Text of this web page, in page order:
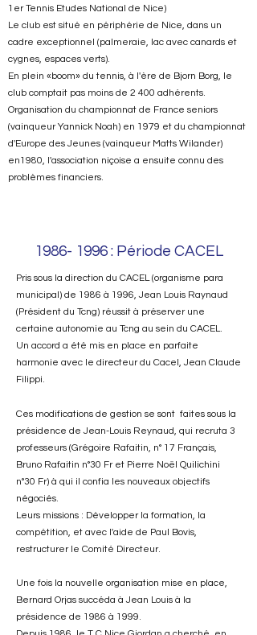
1er Tennis Etudes National de Nice)
Le club est situé en périphérie de Nice, dans un
cadre exceptionnel (palmeraie, lac avec canards et
cygnes, espaces verts).
En plein «boom» du tennis, à l'ère de Bjorn Borg, le
club comptait pas moins de 2 400 adhérents.
Organisation du championnat de France seniors
(vainqueur Yannick Noah) en 1979 et du championnat
d'Europe des Jeunes (vainqueur Matts Wilander)
en1980, l'association niçoise a ensuite connu des
problèmes financiers.
1986- 1996: Période CACEL
Pris sous la direction du CACEL (organisme para
municipal) de 1986 à 1996, Jean Louis Raynaud
(Président du Tcng) réussit à préserver une
certaine autonomie au Tcng au sein du CACEL.
Un accord a été mis en place en parfaite
harmonie avec le directeur du Cacel, Jean Claude
Filippi.
Ces modifications de gestion se sont faites sous la
présidence de Jean-Louis Reynaud, qui recruta 3
professeurs (Grégoire Rafaitin, n° 17 Français,
Bruno Rafaitin n°30 Fr et Pierre Noël Quilichini
n°30 Fr) à qui il confia les nouveaux objectifs
négociés.
Leurs missions : Développer la formation, la
compétition, et avec l'aide de Paul Bovis,
restructurer le Comité Directeur.
Une fois la nouvelle organisation mise en place,
Bernard Orjas succéda à Jean Louis à la
présidence de 1986 à 1999.